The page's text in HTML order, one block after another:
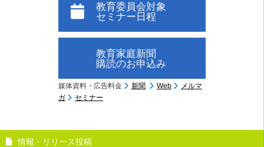
教育委員会対象
セミナー日程
教育家庭新聞
購読のお申込み
媒体資料・広告料金 新聞 Web
メルマ
ガ
セミナー
情報・リリース投稿